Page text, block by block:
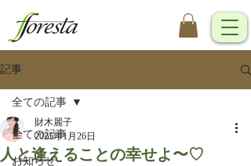
記事
全ての記事
お知らせ
全ての記事
人と逢えることの幸せよ〜♡
財木麗子
2025年1月26日